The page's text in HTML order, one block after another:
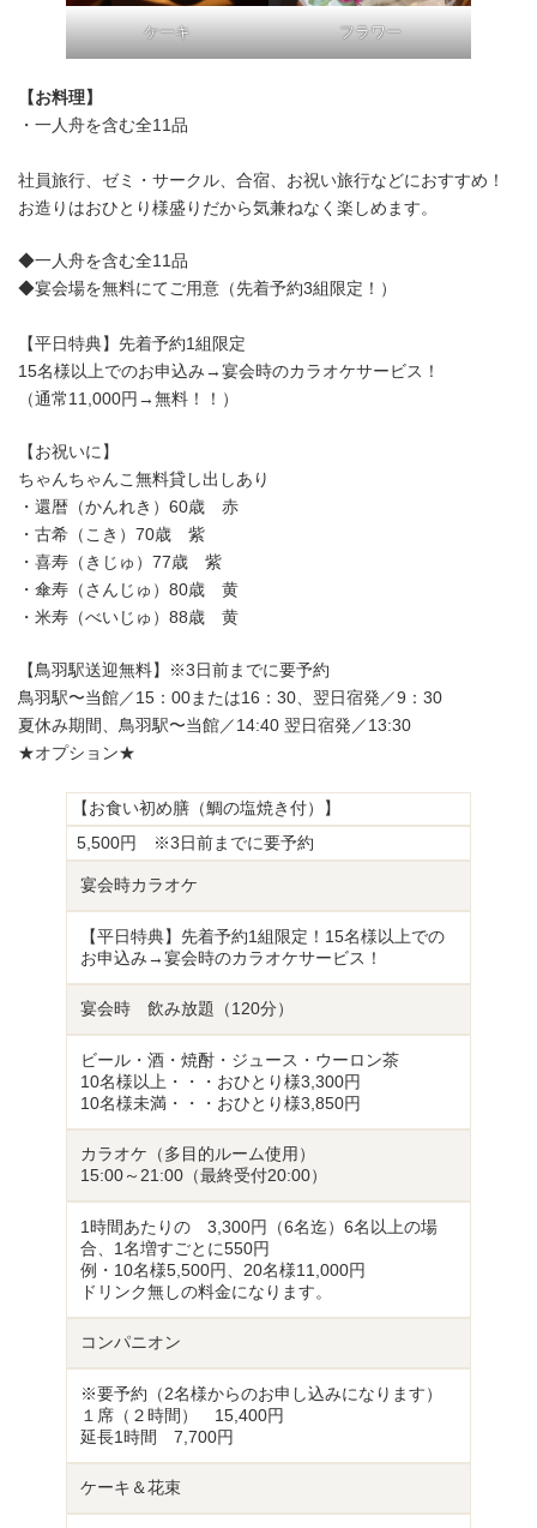
ケーキ フラワー
【お料理】
・一人舟を含む全11品
社員旅行、ゼミ・サークル、合宿、お祝い旅行などにおすすめ！
お造りはおひとり様盛りだから気兼ねなく楽しめます。
◆一人舟を含む全11品
◆宴会場を無料にてご用意（先着予約3組限定！）
【平日特典】先着予約1組限定
15名様以上でのお申込み→宴会時のカラオケサービス！
（通常11,000円→無料！！）
【お祝いに】
ちゃんちゃんこ無料貸し出しあり
・還暦（かんれき）60歳 赤
・古希（こき）70歳 紫
・喜寿（きじゅ）77歳 紫
・傘寿（さんじゅ）80歳 黄
・米寿（べいじゅ）88歳 黄
【鳥羽駅送迎無料】※3日前までに要予約
鳥羽駅〜当館／15：00または16：30、翌日宿発／9：30
夏休み期間、鳥羽駅〜当館／14:40 翌日宿発／13:30
★オプション★
【お食い初め膳（鯛の塩焼き付）】
5,500円 ※3日前までに要予約
宴会時カラオケ
【平日特典】先着予約1組限定！15名様以上での
お申込み→宴会時のカラオケサービス！
宴会時 飲み放題（120分）
ビール・酒・焼酎・ジュース・ウーロン茶
10名様以上・・・おひとり様3,300円
10名様未満・・・おひとり様3,850円
カラオケ（多目的ルーム使用）
15:00～21:00（最終受付20:00）
1時間あたりの 3,300円（6名迄）6名以上の場
合、1名増すごとに550円
例・10名様5,500円、20名様11,000円
ドリンク無しの料金になります。
コンパニオン
※要予約（2名様からのお申し込みになります）
１席（２時間） 15,400円
延長1時間 7,700円
ケーキ＆花束